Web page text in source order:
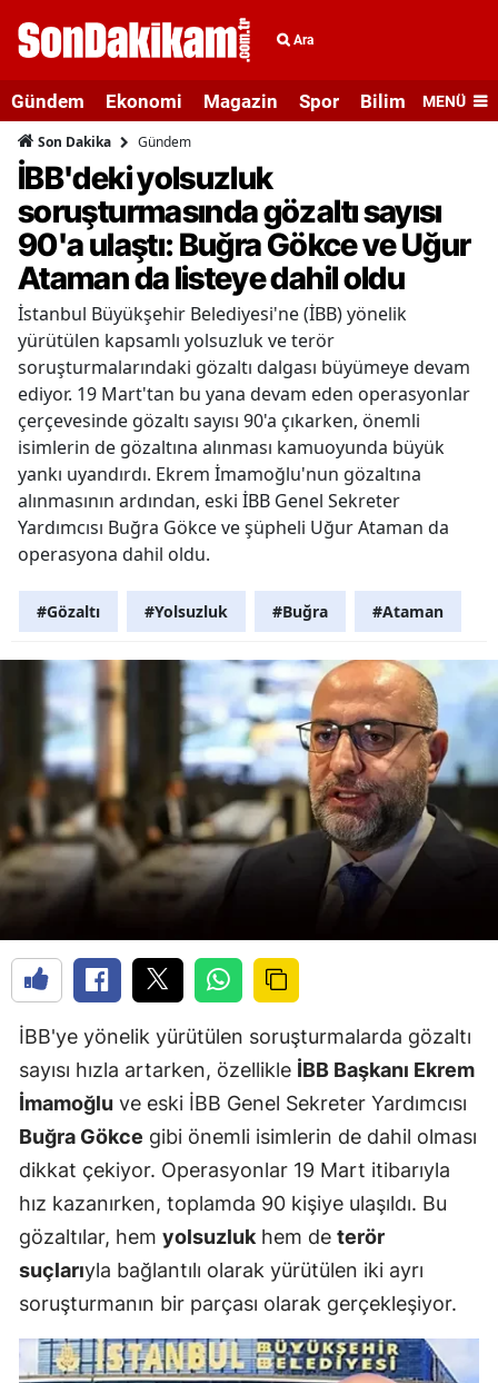
Ara
Gündem Ekonomi Magazin Spor Bilim veMENÜ
Son Dakika Gündem
İBB'deki yolsuzluk
soruşturmasında gözaltı sayısı
90'a ulaştı: Buğra Gökce ve Uğur
Ataman da listeye dahil oldu
İstanbul Büyükşehir Belediyesi'ne (İBB) yönelik
yürütülen kapsamlı yolsuzluk ve terör
soruşturmalarındaki gözaltı dalgası büyümeye devam
ediyor. 19 Mart'tan bu yana devam eden operasyonlar
çerçevesinde gözaltı sayısı 90'a çıkarken, önemli
isimlerin de gözaltına alınması kamuoyunda büyük
yankı uyandırdı. Ekrem İmamoğlu'nun gözaltına
alınmasının ardından, eski İBB Genel Sekreter
Yardımcısı Buğra Gökce ve şüpheli Uğur Ataman da
operasyona dahil oldu.
#Gözaltı #Yolsuzluk #Buğra #Ataman
İBB'ye yönelik yürütülen soruşturmalarda gözaltı
sayısı hızla artarken, özellikle İBB Başkanı Ekrem
İmamoğlu ve eski İBB Genel Sekreter Yardımcısı
Buğra Gökce gibi önemli isimlerin de dahil olması
dikkat çekiyor. Operasyonlar 19 Mart itibarıyla
hız kazanırken, toplamda 90 kişiye ulaşıldı. Bu
gözaltılar, hem yolsuzluk hem de terör
suçlarıyla bağlantılı olarak yürütülen iki ayrı
soruşturmanın bir parçası olarak gerçekleşiyor.